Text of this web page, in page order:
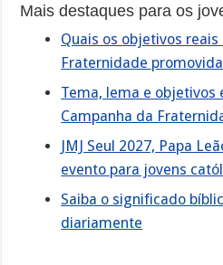
Mais destaques para os
Quais os objetivos
Fraternidade
Tema, lema e objetivos
Campanha da
JMJ Seul 2027, Papa
evento para jovens
Saiba o significado
diariamente